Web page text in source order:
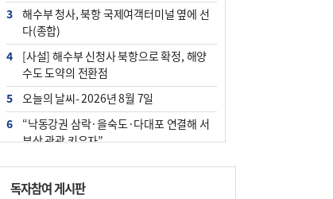
3
해수부 청사, 북항 국제여객터미널 옆에 선
다(종합)
4
[사설] 해수부 신청사 북항으로 확정, 해양
수도 도약의 전환점
5
오늘의 날씨- 2026년 8월 7일
6
“낙동강권 삼락·을숙도·다대포 연결해 서
부산 관광 키우자”
7
부울경 주말부터 비소식…‘극한 폭염’ 한풀
꺾일 듯
독자참여 게시판